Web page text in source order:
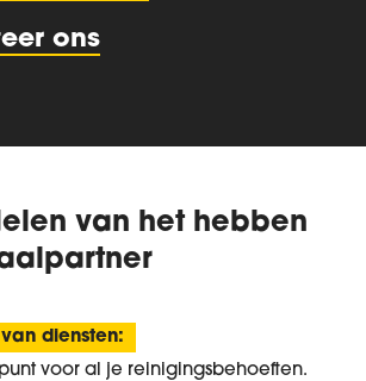
ons
van het hebben
diensten:
voor al je reinigingsbehoeften.